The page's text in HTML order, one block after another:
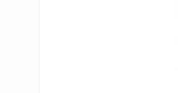
Dit zeer uitgebreide
de marktleiders op
competitieve plaats
collecties die zij